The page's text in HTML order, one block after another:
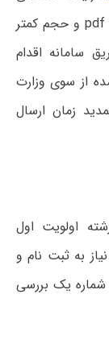
شرکت در آزمون) و ارسال مدارک زیر با فرمت pdf و حجم کمتر
سامانه اقدام
از سوی وزارت
زمان ارسال
اولویت اول
به ثبت نام و
شماره یک بررسی